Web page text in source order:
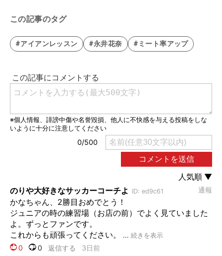
この記事のタグ
#アイアンレッスン #永井花奈 #ミート率アップ